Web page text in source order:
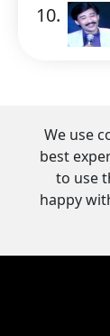
10.
We use
best
to use
happy